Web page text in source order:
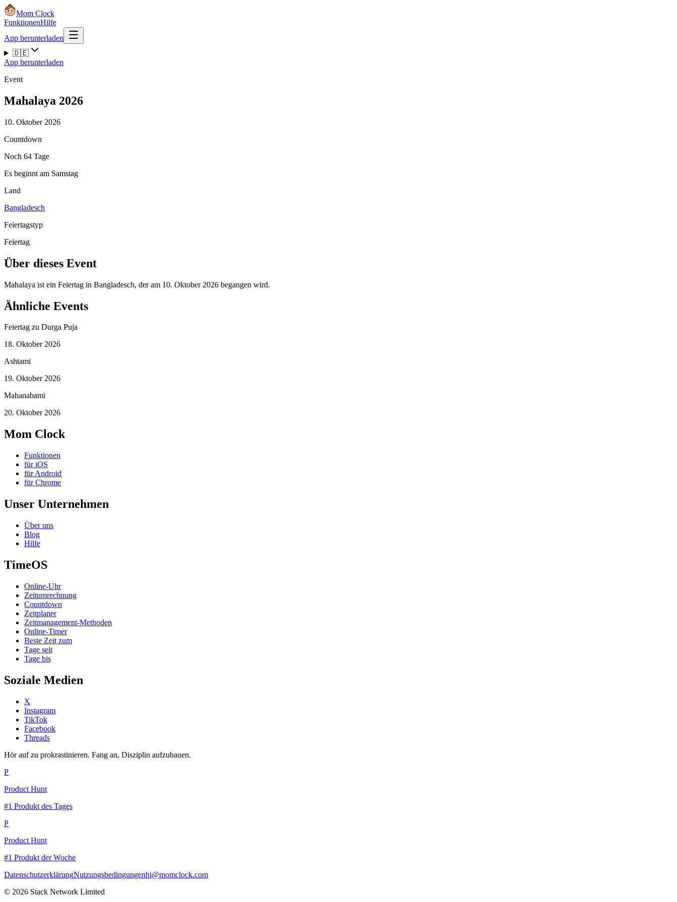
Mom Clock
FunktionenHilfe
App herunterladen
🇩🇪
App herunterladen
Event
Mahalaya 2026
10. Oktober 2026
Countdown
Noch 64 Tage
Es beginnt am Samstag
Land
Bangladesch
Feiertagstyp
Feiertag
Über dieses Event
Mahalaya ist ein Feiertag in Bangladesch, der am 10. Oktober 2026 begangen wird.
Ähnliche Events
Feiertag zu Durga Puja
18. Oktober 2026
Ashtami
19. Oktober 2026
Mahanabami
20. Oktober 2026
Mom Clock
Funktionen
für iOS
für Android
für Chrome
Unser Unternehmen
Über uns
Blog
Hilfe
TimeOS
Online-Uhr
Zeitumrechnung
Countdown
Zeitplaner
Zeitmanagement-Methoden
Online-Timer
Beste Zeit zum
Tage seit
Tage bis
Soziale Medien
X
Instagram
TikTok
Facebook
Threads
Hör auf zu prokrastinieren. Fang an, Disziplin aufzubauen.
P
Product Hunt
#1 Produkt des Tages
P
Product Hunt
#1 Produkt der Woche
DatenschutzerklärungNutzungsbedingungenhi@momclock.com
© 2026 Stack Network Limited